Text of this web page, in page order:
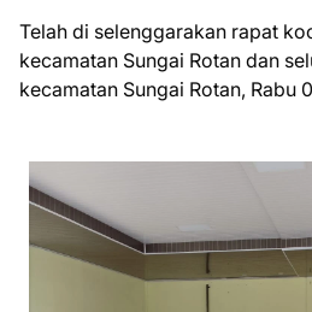
Telah di selenggarakan rapat
kecamatan Sungai Rotan dan
kecamatan Sungai Rotan, Rabu